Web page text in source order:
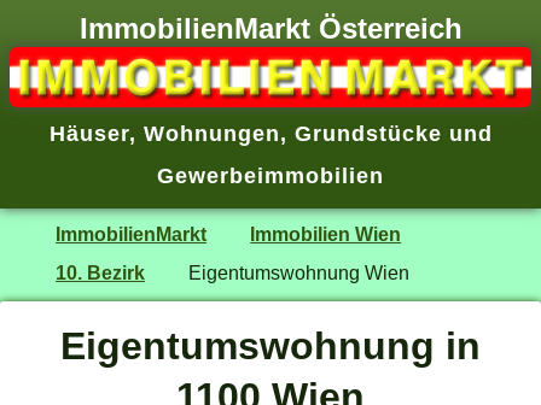
ImmobilienMarkt Österreich
Häuser, Wohnungen, Grundstücke und
Gewerbeimmobilien
ImmobilienMarkt
Immobilien Wien
10. Bezirk
Eigentumswohnung Wien
Eigentumswohnung in
1100 Wien